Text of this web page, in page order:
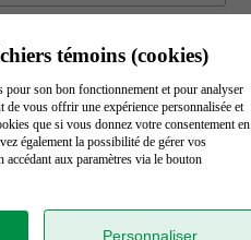
témoins (cookies)
pour son bon fonctionnement et pour analyser
de vous offrir une expérience personnalisée et
que si vous donnez votre consentement en
également la possibilité de gérer vos
accédant aux paramètres via le bouton
Personnaliser